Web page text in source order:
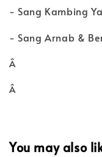
- Sang Kambing
- Sang Arnab &
Â
Â
You may also